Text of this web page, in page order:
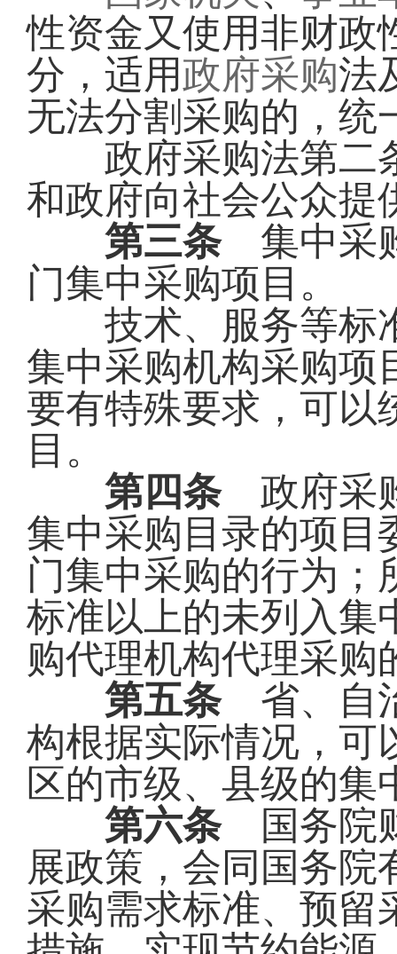
性资金又使用非财政
分，适用政府采购法
无法分割采购的，统
政府采购法第二条
和政府向社会公众提
第三条集中采
门集中采购项目。
技术、服务等标准
集中采购机构采购项
要有特殊要求，可以
目。
第四条政府采
集中采购目录的项目
门集中采购的行为；
标准以上的未列入集
购代理机构代理采购
第五条省、自
构根据实际情况，可
区的市级、县级的
第六条国务院
展政策，会同国务院
采购需求标准、预留